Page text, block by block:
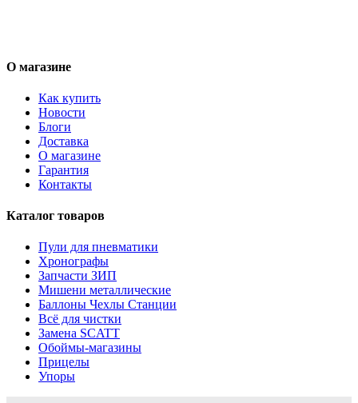
О магазине
Как купить
Новости
Блоги
Доставка
О магазине
Гарантия
Контакты
Каталог товаров
Пули для пневматики
Хронографы
Запчасти ЗИП
Мишени металлические
Баллоны Чехлы Станции
Всё для чистки
Замена SCATT
Обоймы-магазины
Прицелы
Упоры